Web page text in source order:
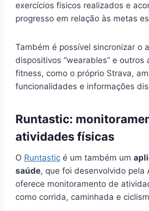
exercícios físicos realizados e
progresso em relação às metas
Também é possível sincronizar o
dispositivos “wearables” e outros
fitness, como o próprio Strava,
funcionalidades e informações
Runtastic:
atividades físicas
O Runtastic é um também um
saúde, que foi desenvolvido pela
oferece monitoramento de
como corrida, caminhada e